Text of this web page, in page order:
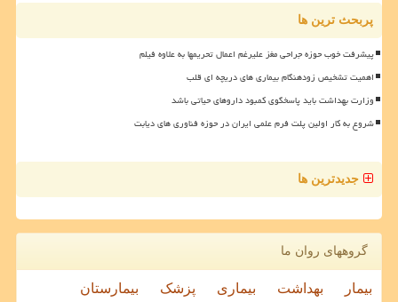
پربحث ترین ها
پیشرفت خوب حوزه جراحی مغز علیرغم اعمال تحریمها به علاوه فیلم
اهمیت تشخیص زودهنگام بیماری های دریچه ای قلب
وزارت بهداشت باید پاسخگوی کمبود داروهای حیاتی باشد
شروع به کار اولین پلت فرم علمی ایران در حوزه فناوری های دیابت
جدیدترین ها
گروههای روان ما
بیمار بهداشت بیماری پزشک بیمارستان